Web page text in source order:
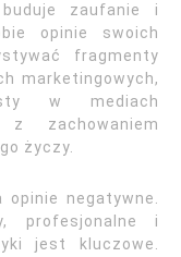
zaufanie i
opinie swoich
fragmenty
marketingowych,
w mediach
z zachowaniem
życzy.
negatywne.
profesjonalne i
jest kluczowe.